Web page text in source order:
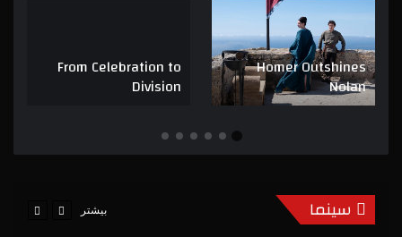
Homer Outshines
Nolan
From Celebration to
Division
سینما بیشتر